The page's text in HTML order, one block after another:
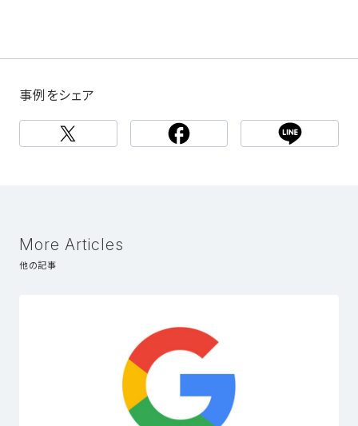
事例をシェア
More Articles
他の記事